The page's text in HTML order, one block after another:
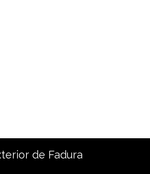
de Fadura